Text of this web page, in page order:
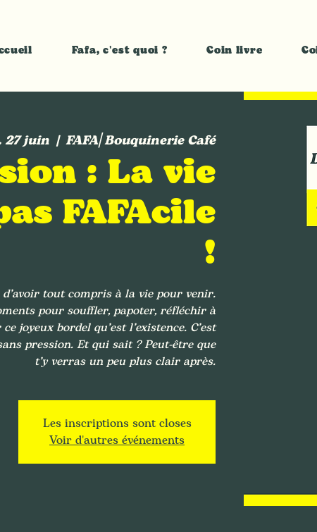
Fafa, c'est quoi ? Coin livre
27 juin
  |
FAFA⎜Bouquinerie Café
: La vie
FAFAcile
!
d’avoir tout compris à la vie pour venir.
pour souffler, papoter, réfléchir à
joyeux bordel qu’est l’existence. C’est
pression. Et qui sait ? Peut-être que
t’y verras un peu plus clair après.
Les inscriptions sont closes
Voir d'autres événements